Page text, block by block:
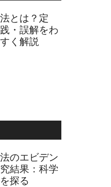
とは？定
・誤解をわ
く解説
のエビデン
結果：科学
探る